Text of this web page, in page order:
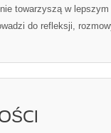
towarzyszą w
do refleksji,